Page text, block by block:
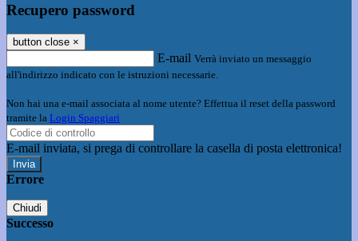
Recupero password
button close ×
E-mail Verrà inviato un messaggio
all'indirizzo indicato con le istruzioni necessarie.
Non hai una e-mail associata al nome utente? Effettua il reset della password
tramite la Login Spaggiari
E-mail inviata, si prega di controllare la casella di posta elettronica!
Errore
Chiudi
Successo